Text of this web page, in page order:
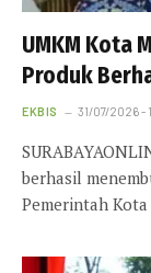
UMKM Kota
Produk
EKBIS 31/07/2026 -
berhasil
Pemerintah